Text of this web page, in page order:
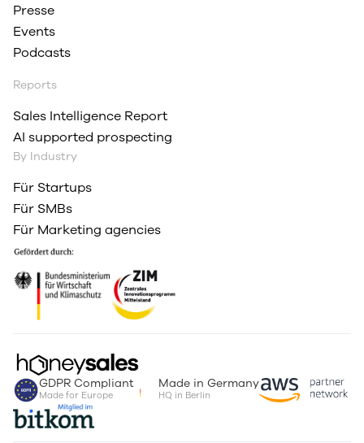
Presse
Events
Podcasts
Reports
Sales Intelligence Report
AI supported prospecting
By Industry
Für Startups
Für SMBs
Für Marketing agencies
GDPR Compliant
Made for Europe
Made in Germany
HQ in Berlin